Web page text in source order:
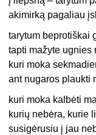
akimirką pagaliau
tarytum beprotiškai
tapti mažyte ugnies
kuri moka
ant nugaros plaukti
kuri moka kalbėti
kurių nebėra, kurie
susigėrusiu į jau